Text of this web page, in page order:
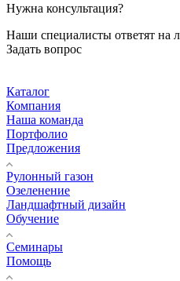
Нужна консультация?
Наши специалисты ответят на
Задать вопрос
Каталог
Компания
Наша команда
Портфолио
Предложения
Рулонный газон
Озеленение
Ландшафтный дизайн
Обучение
Семинары
Помощь